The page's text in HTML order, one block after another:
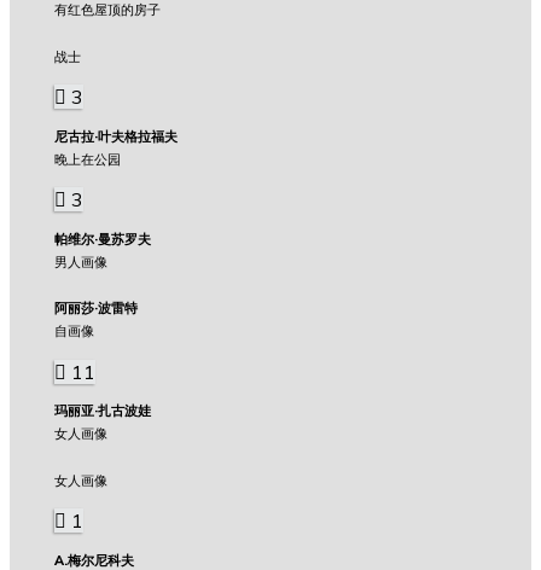
有红色屋顶的房子
战士
3
尼古拉·叶夫格拉福夫
晚上在公园
3
帕维尔·曼苏罗夫
男人画像
阿丽莎·波雷特
自画像
11
玛丽亚·扎古波娃
女人画像
女人画像
1
A.梅尔尼科夫